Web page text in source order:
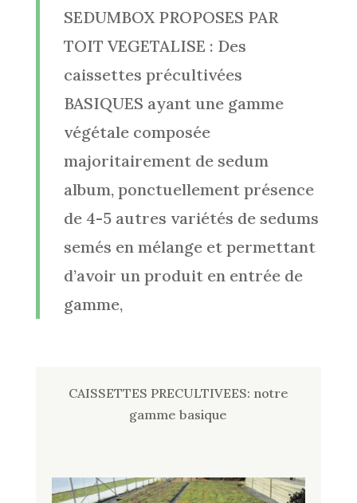
SEDUMBOX PROPOSES PAR
TOIT VEGETALISE : Des
caissettes précultivées
BASIQUES ayant une gamme
végétale composée
majoritairement de sedum
album, ponctuellement présence
de 4-5 autres variétés de sedums
semés en mélange et permettant
d’avoir un produit en entrée de
gamme,
CAISSETTES PRECULTIVEES: notre
gamme basique